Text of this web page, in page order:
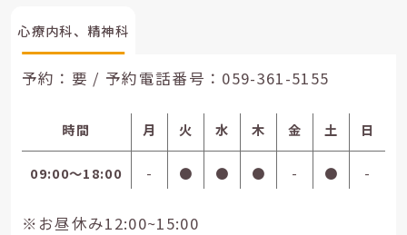
心療内科、精神科
予約：要 / 予約電話番号： 059-361-5155
時間 月 火 水 木 金 土 日
09:00〜18:00 - ● ● ● - ● -
※お昼休み12:00~15:00